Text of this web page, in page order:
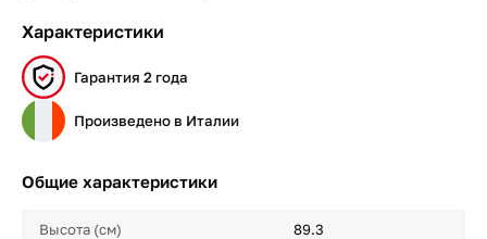
Характеристики
Гарантия 2 года
Произведено в Италии
Общие характеристики
Высота (см) 89.3